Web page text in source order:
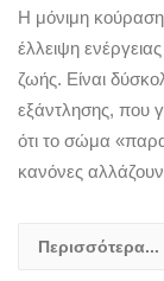
Η μόνιμη
έλλειψη
ζωής. Είναι
εξάντλησης, που
ότι το σώμα
κανόνες
Περισσότερα...